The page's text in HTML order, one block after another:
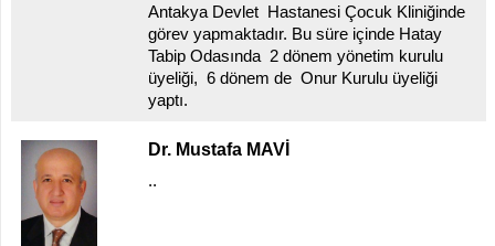
DENETLEME KURULU
UNUTAMADIKLARIMIZ
KOMİSYONLAR
Antakya Devlet Hastanesi Çocuk Kliniğinde
görev yapmaktadır. Bu süre içinde Hatay
Tabip Odasında 2 dönem yönetim kurulu
üyeliği, 6 dönem de Onur Kurulu üyeliği
yaptı.
Dr. Mustafa MAVİ
..